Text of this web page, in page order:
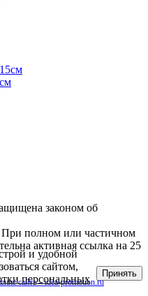
законом об
При полном или частичном
активная ссылка на 25
и удобной
сайтом,
персональных
Принять